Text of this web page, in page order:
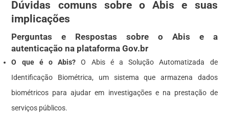
Dúvidas comuns sobre o Abis e suas
implicações
Perguntas e Respostas sobre o Abis e a
autenticação na plataforma Gov.br
O que é o Abis? O Abis é a Solução Automatizada de
Identificação Biométrica, um sistema que armazena dados
biométricos para ajudar em investigações e na prestação de
serviços públicos.